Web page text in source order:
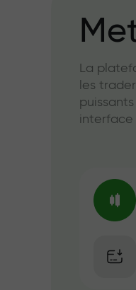
La
les
interface